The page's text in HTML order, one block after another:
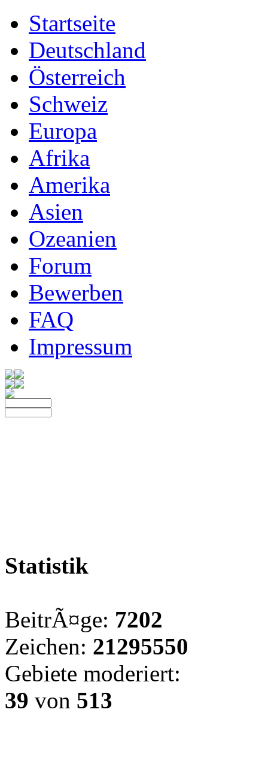
Startseite
Deutschland
Österreich
Schweiz
Europa
Afrika
Amerika
Asien
Ozeanien
Forum
Bewerben
FAQ
Impressum
Statistik
BeitrÃ¤ge: 7202
Zeichen: 21295550
Gebiete moderiert:
39 von 513